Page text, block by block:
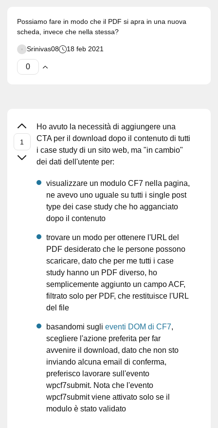
Possiamo fare in modo che il PDF si apra in una nuova
scheda, invece che nella stessa?
Srinivas08 18 feb 2021
Ho avuto la necessità di aggiungere una
CTA per il download dopo il contenuto di tutti
i case study di un sito web, ma "in cambio"
dei dati dell'utente per:
visualizzare un modulo CF7 nella pagina,
ne avevo uno uguale su tutti i single post
type dei case study che ho agganciato
dopo il contenuto
trovare un modo per ottenere l'URL del
PDF desiderato che le persone possono
scaricare, dato che per me tutti i case
study hanno un PDF diverso, ho
semplicemente aggiunto un campo ACF,
filtrato solo per PDF, che restituisce l'URL
del file
basandomi sugli eventi DOM di CF7,
scegliere l'azione preferita per far
avvenire il download, dato che non sto
inviando alcuna email di conferma,
preferisco lavorare sull'evento
wpcf7submit. Nota che l'evento
wpcf7submit viene attivato solo se il
modulo è stato validato